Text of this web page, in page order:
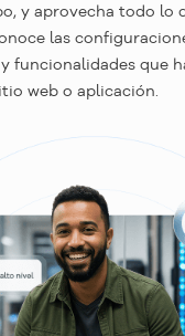
y aprovecha todo lo
las
funcionalidades que
web o aplicación.